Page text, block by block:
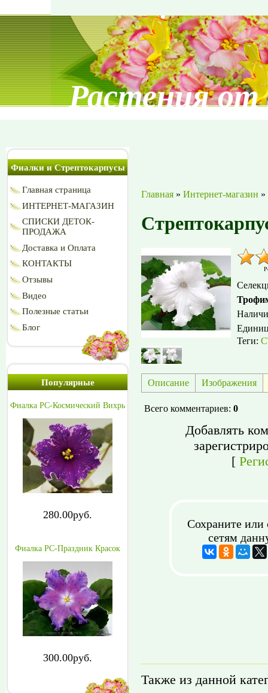
Растения
Фиалки и Стрептокарпусы
Главная страница
ИНТЕРНЕТ-МАГАЗИН
СПИСКИ ДЕТОК-
ПРОДАЖА
Доставка и Оплата
КОНТАКТЫ
Отзывы
Видео
Полезные статьи
Блог
Популярные
Фиалка РС-Космический Вихрь
280.00руб.
Фиалка РС-Праздник Красок
300.00руб.
Главная » Интернет-магазин »
Теги:
Описание Изображения
Всего комментариев: 0
Добавлять
[
Сохраните или
сетям
Также из данной